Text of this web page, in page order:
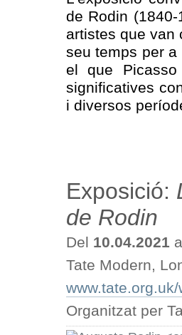
de Rodin
artistes que van
seu temps per
el que
significatives
i diversos
Exposició:
de Rodin
Del 10.04.2021
Tate Modern,
Organitzat per